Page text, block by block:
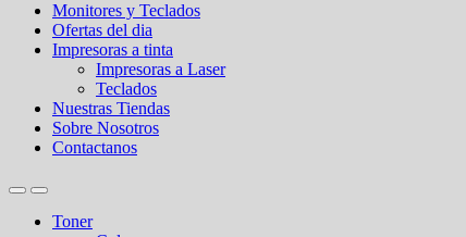
Monitores y Teclados
Ofertas del dia
Impresoras a tinta
Impresoras a Laser
Teclados
Nuestras Tiendas
Sobre Nosotros
Contactanos
Toner